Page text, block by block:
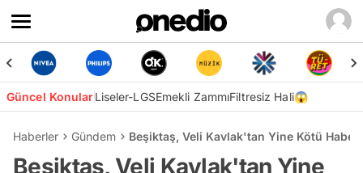
Güncel KonularLiseler-LGSEmekli ZammıFiltresiz Hali😱
Haberler Gündem Beşiktaş, Veli Kavlak'tan Yine Kötü Haber
Beşiktaş, Veli Kavlak'tan Yine